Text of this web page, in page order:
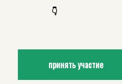
👇
принять участие